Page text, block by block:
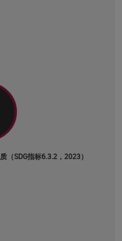
（SDG指标6.3.2，2023）